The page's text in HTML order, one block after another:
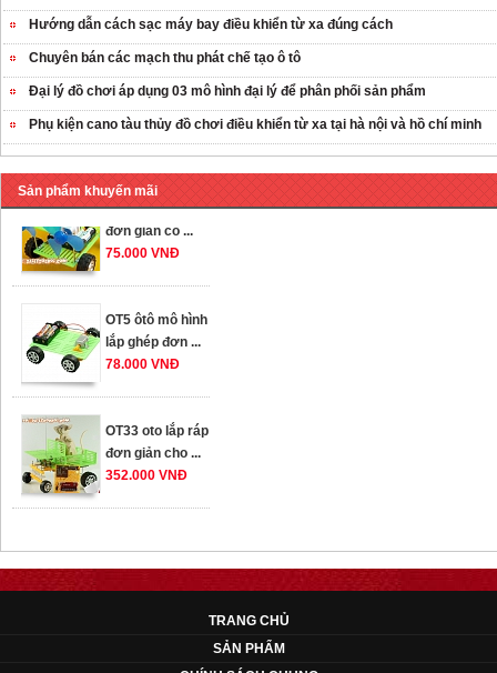
Hướng dẫn cách sạc máy bay điều khiển từ xa đúng cách
Chuyên bán các mạch thu phát chế tạo ô tô
Đại lý đồ chơi áp dụng 03 mô hình đại lý để phân phối sản phẩm
Phụ kiện cano tàu thủy đồ chơi điều khiển từ xa tại hà nội và hồ chí minh
Sản phẩm khuyến mãi
OT35 robot lắp
ráp nhấc chân di
259.000 VNĐ
OT36 oto mô hình
đơn giản có ...
OT5 ôtô mô hình
lắp ghép đơn ...
78.000 VNĐ
OT33 oto lắp ráp
đơn giản cho ...
352.000 VNĐ
ráp nhấc chân di
OT36 oto mô hình
TRANG CHỦ
SẢN PHẨM